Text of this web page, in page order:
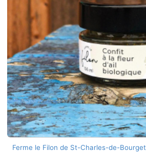
Ferme le Filon de St-Charles-de-Bourget